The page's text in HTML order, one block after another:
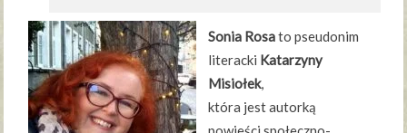
Sonia Rosato pseudonim
literacki Katarzyny
Misiołek,
która jest autorką